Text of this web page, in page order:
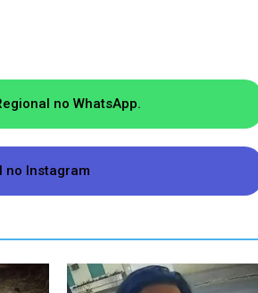
no WhatsApp.
no Instagram